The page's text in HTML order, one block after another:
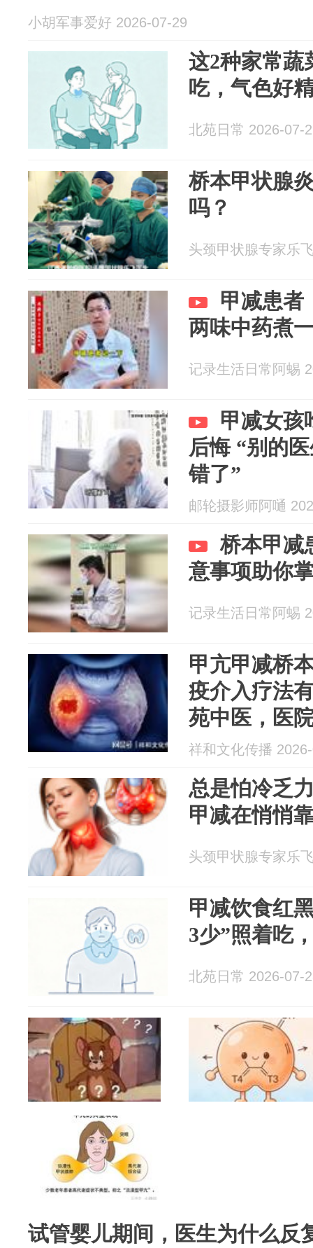
小胡军事爱好 2026-07-29
这2种家常蔬
吃，气色好
北苑日常 2026-07-
桥本甲状腺
吗？
头颈甲状腺专家乐
甲减患者
两味中药煮
记录生活日常阿蜴
甲减女孩
后悔 “别的
错了”
邮轮摄影师阿嗵
桥本甲减
意事项助你
记录生活日常阿蜴
甲亢甲减桥
疫介入疗法
苑中医，医
祥和文化传播
总是怕冷乏
甲减在悄悄
头颈甲状腺专家乐
甲减饮食红
3少”照着吃
北苑日常 2026-07-
试管婴儿期间，医生为什么反